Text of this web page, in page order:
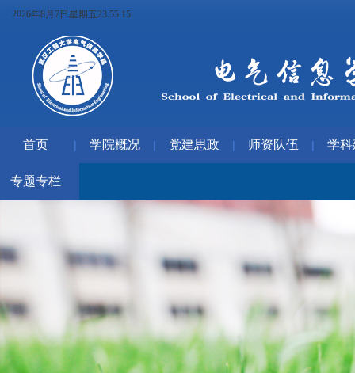
2026年8月7日星期五23:55:16
首页 | 学院概况 | 党建思政 | 师资队伍 | 学
专题专栏